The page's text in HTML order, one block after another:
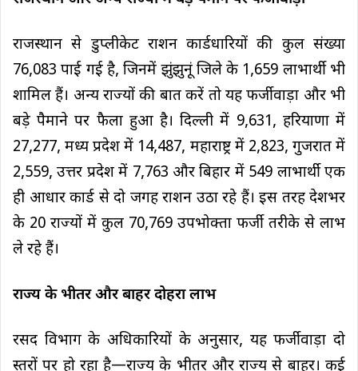
राजस्थान से डुप्लीकेट राशन कार्डधारियों की कुल संख्या
76,083 पाई गई है, जिनमें झुंझुनूं जिले के 1,659 लाभार्थी भी
शामिल हैं। अन्य राज्यों की बात करें तो यह फर्जीवाड़ा और भी
बड़े पैमाने पर फैला हुआ है। दिल्ली में 9,631, हरियाणा में
27,277, मध्य प्रदेश में 14,487, महाराष्ट्र में 2,823, गुजरात में
2,559, उत्तर प्रदेश में 7,763 और बिहार में 549 लाभार्थी एक
ही आधार कार्ड से दो जगह राशन उठा रहे हैं। इस तरह देशभर
के 20 राज्यों में कुल 70,769 उपभोक्ता फर्जी तरीके से लाभ
ले रहे हैं।
राज्य के भीतर और बाहर दोहरा लाभ
रसद विभाग के अधिकारियों के अनुसार, यह फर्जीवाड़ा दो
स्तरों पर हो रहा है—राज्य के भीतर और राज्य से बाहर। कई